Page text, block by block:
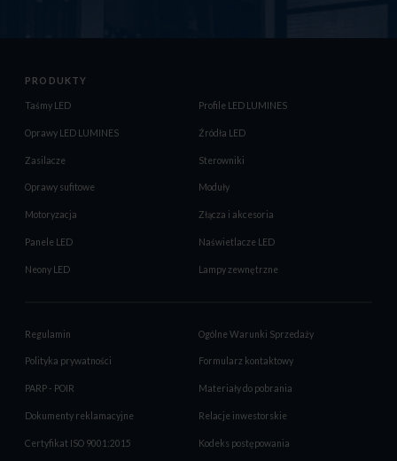
PRODUKTY
Taśmy LED Profile LED LUMINES
Oprawy LED LUMINES Źródła LED
Zasilacze Sterowniki
Oprawy sufitowe Moduły
Motoryzacja Złącza i akcesoria
Panele LED Naświetlacze LED
Neony LED Lampy zewnętrzne
Regulamin Ogólne Warunki Sprzedaży
Polityka prywatności Formularz kontaktowy
PARP - POIR Materiały do pobrania
Dokumenty reklamacyjne Relacje inwestorskie
Certyfikat ISO 9001:2015 Kodeks postępowania